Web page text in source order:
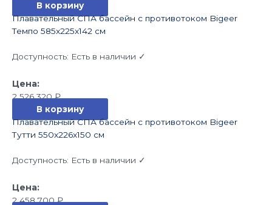
В корзину
Плавательный СПА бассейн с противотоком Bigeer
Темпо 585x225x142 см
Доступность: Есть в наличии ✓
2 526 320₽
В корзину
Плавательный СПА бассейн с противотоком Bigeer
Тутти 550x226x150 см
Доступность: Есть в наличии ✓
2 458 700₽